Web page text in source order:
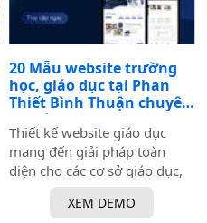
20 Mẫu website trường
học, giáo dục tại Phan
Thiết Bình Thuận chuyên
nghiệp
Thiết kế website giáo dục
mang đến giải pháp toàn
diện cho các cơ sở giáo dục,
trường học và trung tâm đào
tạo. Với giao diện dễ sử
XEM DEMO